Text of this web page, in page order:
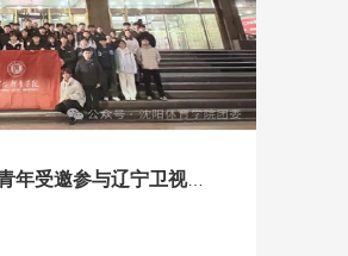
共赴书香盛宴|我校青年受邀参与辽宁卫视读书类节目《字里行间》录制